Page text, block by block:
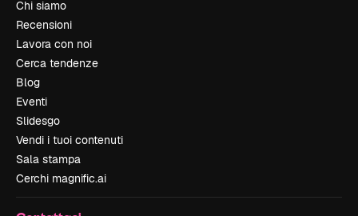
Chi siamo
Recensioni
Lavora con noi
Cerca tendenze
Blog
Eventi
Slidesgo
Vendi i tuoi contenuti
Sala stampa
Cerchi magnific.ai